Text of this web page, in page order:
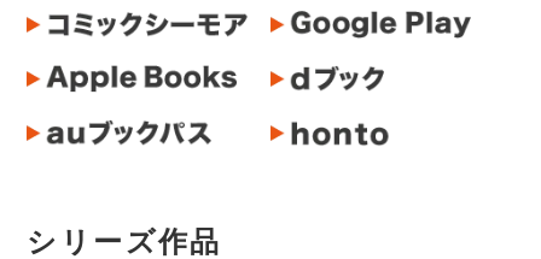
シリーズ作品